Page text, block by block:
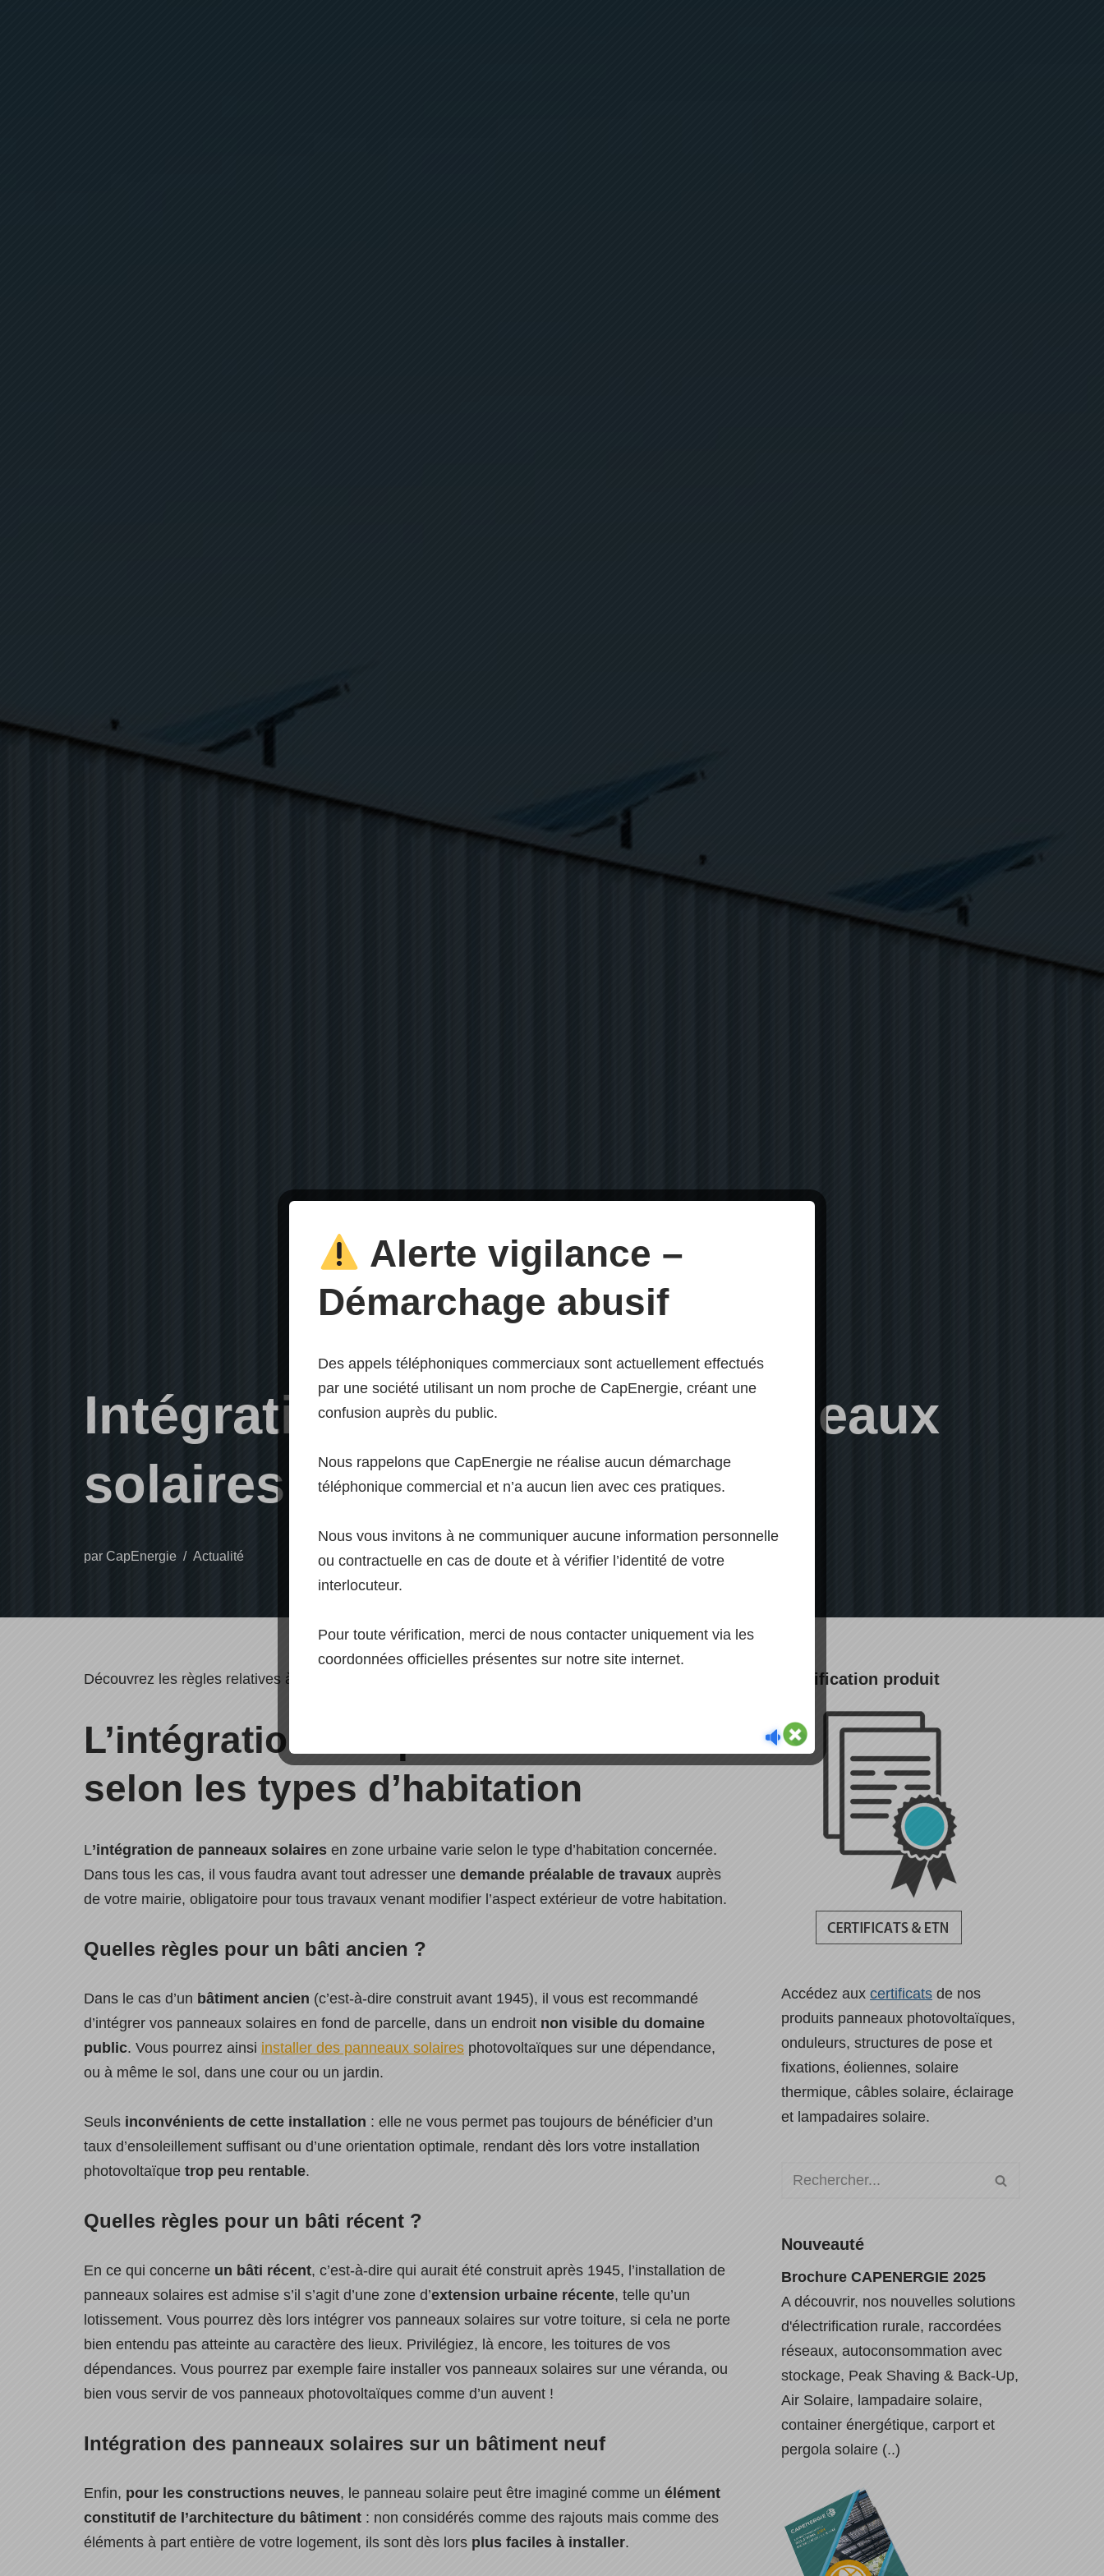
Intégration urbaine des panneaux
solaires
par CapEnergie Actualité
Découvrez les règles relatives à l’intégration urbaine des panneaux solaires !
L’intégration des panneaux solaires
selon les types d’habitation
L’intégration de panneaux solaires en zone urbaine varie selon le type d’habitation concernée.
Dans tous les cas, il vous faudra avant tout adresser une demande préalable de travaux auprès
de votre mairie, obligatoire pour tous travaux venant modifier l’aspect extérieur de votre habitation.
Quelles règles pour un bâti ancien ?
Dans le cas d’un bâtiment ancien (c’est-à-dire construit avant 1945), il vous est recommandé
d’intégrer vos panneaux solaires en fond de parcelle, dans un endroit non visible du domaine
public. Vous pourrez ainsi installer des panneaux solaires photovoltaïques sur une dépendance,
ou à même le sol, dans une cour ou un jardin.
Seuls inconvénients de cette installation : elle ne vous permet pas toujours de bénéficier d’un
taux d’ensoleillement suffisant ou d’une orientation optimale, rendant dès lors votre installation
photovoltaïque trop peu rentable.
Quelles règles pour un bâti récent ?
En ce qui concerne un bâti récent, c’est-à-dire qui aurait été construit après 1945, l’installation de
panneaux solaires est admise s’il s’agit d’une zone d’extension urbaine récente, telle qu’un
lotissement. Vous pourrez dès lors intégrer vos panneaux solaires sur votre toiture, si cela ne porte
bien entendu pas atteinte au caractère des lieux. Privilégiez, là encore, les toitures de vos
dépendances. Vous pourrez par exemple faire installer vos panneaux solaires sur une véranda, ou
bien vous servir de vos panneaux photovoltaïques comme d’un auvent !
Intégration des panneaux solaires sur un bâtiment neuf
Enfin, pour les constructions neuves, le panneau solaire peut être imaginé comme un élément
constitutif de l’architecture du bâtiment : non considérés comme des rajouts mais comme des
éléments à part entière de votre logement, ils sont dès lors plus faciles à installer.
Certification produit
Accédez aux certificats de nos
produits panneaux photovoltaïques,
onduleurs, structures de pose et
fixations, éoliennes, solaire
thermique, câbles solaire, éclairage
et lampadaires solaire.
Nouveauté
Brochure CAPENERGIE 2025
A découvrir, nos nouvelles solutions
d'électrification rurale, raccordées
réseaux, autoconsommation avec
stockage, Peak Shaving & Back-Up,
Air Solaire, lampadaire solaire,
container énergétique, carport et
pergola solaire (..)
Alerte vigilance –
Démarchage abusif
Des appels téléphoniques commerciaux sont actuellement effectués
par une société utilisant un nom proche de CapEnergie, créant une
confusion auprès du public.
Nous rappelons que CapEnergie ne réalise aucun démarchage
téléphonique commercial et n’a aucun lien avec ces pratiques.
Nous vous invitons à ne communiquer aucune information personnelle
ou contractuelle en cas de doute et à vérifier l’identité de votre
interlocuteur.
Pour toute vérification, merci de nous contacter uniquement via les
coordonnées officielles présentes sur notre site internet.